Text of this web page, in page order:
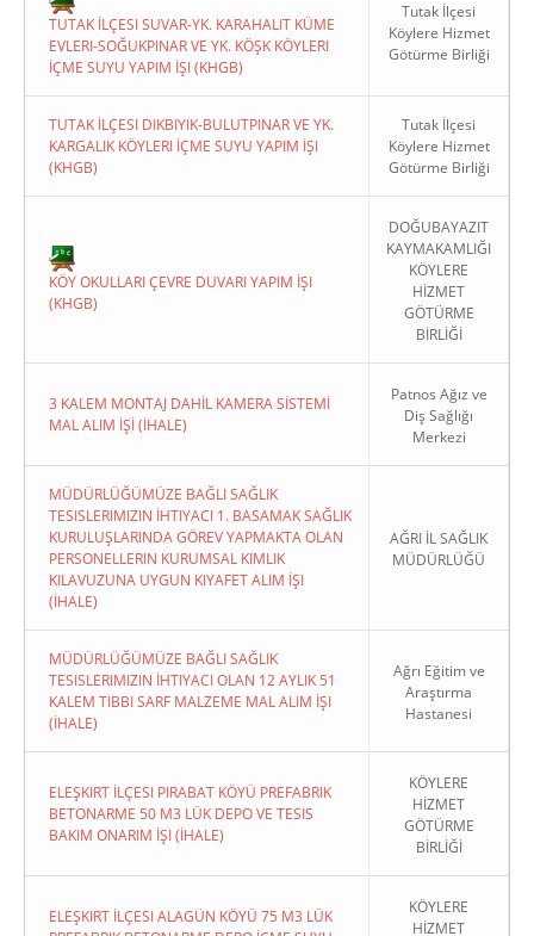
TUTAK İLÇESI SUVAR-YK. KARAHALIT KÜME
EVLERI-SOĞUKPINAR VE YK. KÖŞK KÖYLERI
İÇME SUYU YAPIM İŞI (KHGB)
Tutak İlçesi
Köylere Hizmet
Götürme Birliği
TUTAK İLÇESI DIKBIYIK-BULUTPINAR VE YK.
KARGALIK KÖYLERI İÇME SUYU YAPIM İŞI
(KHGB)
Tutak İlçesi
Köylere Hizmet
Götürme Birliği
KÖY OKULLARI ÇEVRE DUVARI YAPIM İŞI
(KHGB)
DOĞUBAYAZIT
KAYMAKAMLIĞI
KÖYLERE
HİZMET
GÖTÜRME
BİRLİĞİ
3 KALEM MONTAJ DAHİL KAMERA SİSTEMİ
MAL ALIM İŞİ (İHALE)
Patnos Ağız ve
Diş Sağlığı
Merkezi
MÜDÜRLÜĞÜMÜZE BAĞLI SAĞLIK
TESISLERIMIZIN İHTIYACI 1. BASAMAK SAĞLIK
KURULUŞLARINDA GÖREV YAPMAKTA OLAN
PERSONELLERIN KURUMSAL KIMLIK
KILAVUZUNA UYGUN KIYAFET ALIM İŞI
(İHALE)
AĞRI İL SAĞLIK
MÜDÜRLÜĞÜ
MÜDÜRLÜĞÜMÜZE BAĞLI SAĞLIK
TESISLERIMIZIN İHTIYACI OLAN 12 AYLIK 51
KALEM TIBBI SARF MALZEME MAL ALIM İŞI
(İHALE)
Ağrı Eğitim ve
Araştırma
Hastanesi
ELEŞKIRT İLÇESI PIRABAT KÖYÜ PREFABRIK
BETONARME 50 M3 LÜK DEPO VE TESIS
BAKIM ONARIM İŞI (İHALE)
KÖYLERE
HİZMET
GÖTÜRME
BİRLİĞİ
ELEŞKIRT İLÇESI ALAGÜN KÖYÜ 75 M3 LÜK
KÖYLERE
HİZMET